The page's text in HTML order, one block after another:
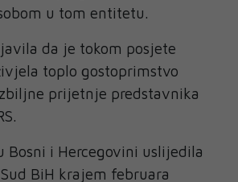
u tom entitetu.
da je tokom posjete
toplo gostoprimstvo
prijetnje predstavnika
Bosni i Hercegovini uslijedila
BiH krajem februara